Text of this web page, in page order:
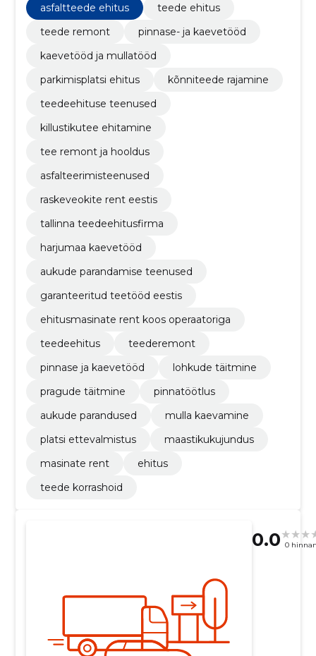
asfaltteede ehitus
teede ehitus
teede remont
pinnase- ja kaevetööd
kaevetööd ja mullatööd
parkimisplatsi ehitus
kõnniteede rajamine
teedeehituse teenused
killustikutee ehitamine
tee remont ja hooldus
asfalteerimisteenused
raskeveokite rent eestis
tallinna teedeehitusfirma
harjumaa kaevetööd
aukude parandamise teenused
garanteeritud teetööd eestis
ehitusmasinate rent koos operaatoriga
teedeehitus
teederemont
pinnase ja kaevetööd
lohkude täitmine
pragude täitmine
pinnatöötlus
aukude parandused
mulla kaevamine
platsi ettevalmistus
maastikukujundus
masinate rent
ehitus
teede korrashoid
0.0 0